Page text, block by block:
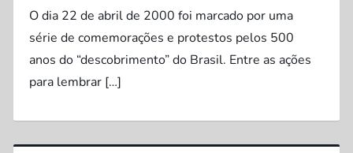
O dia 22 de abril de 2000 foi marcado por uma
série de comemorações e protestos pelos 500
anos do “descobrimento” do Brasil. Entre as ações
para lembrar […]